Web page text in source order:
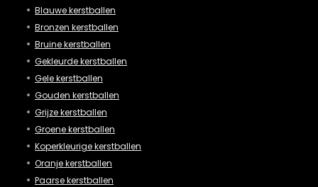
Blauwe kerstballen
Bronzen kerstballen
Bruine kerstballen
Gekleurde kerstballen
Gele kerstballen
Gouden kerstballen
Grijze kerstballen
Groene kerstballen
Koperkleurige kerstballen
Oranje kerstballen
Paarse kerstballen